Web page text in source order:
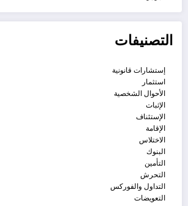
التصنيفات
إستشارات قانونية
استثمار
الأحوال الشخصية
الإثبات
الإستئناف
الإقامة
الاختلاس
البنوك
التأمين
التحرش
التداول والفوركس
التعويضات